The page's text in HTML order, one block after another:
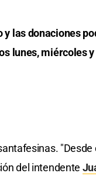
y las donaciones
lunes, miércoles
del intendente